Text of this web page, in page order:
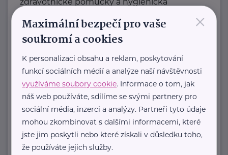
řešení s dlouholetou tradicí.
Zaměřuje ...
https://hartmanndirect.com/cs-cz
+420 800 100 150
info@hartmanndirect.cz
Zobrazit přehled společností
×
Maximální bezpečí pro vaše
soukromí a cookies
K personalizaci obsahu a reklam, poskytování
funkcí sociálních médií a analýze naší návštěvnosti
využíváme soubory cookie. Informace o tom, jak
náš web používáte, sdílíme se svými partnery pro
sociální média, inzerci a analýzy. Partneři tyto údaje
mohou zkombinovat s dalšími informacemi, které
jste jim poskytli nebo které získali v důsledku toho,
že používáte jejich služby.